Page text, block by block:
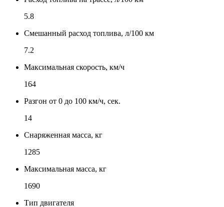
5.8
Смешанный расход топлива, л/100 км
7.2
Максимальная скорость, км/ч
164
Разгон от 0 до 100 км/ч, сек.
14
Снаряженная масса, кг
1285
Максимальная масса, кг
1690
Тип двигателя